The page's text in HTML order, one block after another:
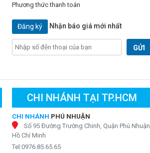
Phương thức thanh toán
Đăng ký Nhận báo giá mới nhất
GỬI
CHI NHÁNH TẠI TP.HCM
CHI NHÁNH PHÚ NHUẬN
Số 95 Đường Trường Chinh, Quận Phú Nhuận,
Hồ Chí Minh
Tel:0976.85.65.65